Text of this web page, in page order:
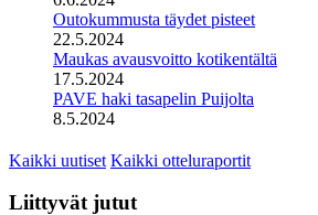
Outokummusta täydet pisteet
22.5.2024
Maukas avausvoitto kotikentältä
17.5.2024
PAVE haki tasapelin Puijolta
8.5.2024
Kaikki uutiset Kaikki otteluraportit
Liittyvät jutut